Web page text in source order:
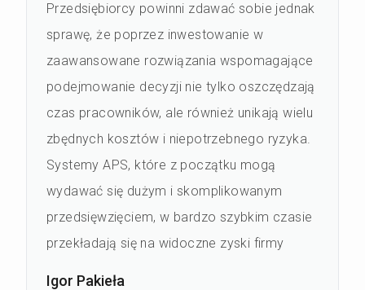
Przedsiębiorcy powinni zdawać sobie jednak
sprawę, że poprzez inwestowanie w
zaawansowane rozwiązania wspomagające
podejmowanie decyzji nie tylko oszczędzają
czas pracowników, ale również unikają wielu
zbędnych kosztów i niepotrzebnego ryzyka.
Systemy APS, które z początku mogą
wydawać się dużym i skomplikowanym
przedsięwzięciem, w bardzo szybkim czasie
przekładają się na widoczne zyski firmy
Igor Pakieła